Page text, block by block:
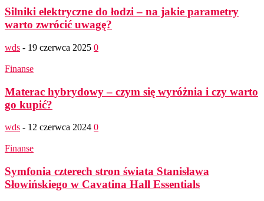
Silniki elektryczne do łodzi – na jakie parametry
warto zwrócić uwagę?
wds - 19 czerwca 2025 0
Finanse
Materac hybrydowy – czym się wyróżnia i czy warto
go kupić?
wds - 12 czerwca 2024 0
Finanse
Symfonia czterech stron świata Stanisława
Słowińskiego w Cavatina Hall Essentials